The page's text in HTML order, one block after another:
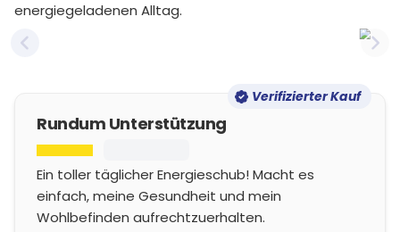
energiegeladenen Alltag.
Previous slide
Verifizierter Kauf
Rundum Unterstützung
Ein toller täglicher Energieschub! Macht es
einfach, meine Gesundheit und mein
Wohlbefinden aufrechtzuerhalten.